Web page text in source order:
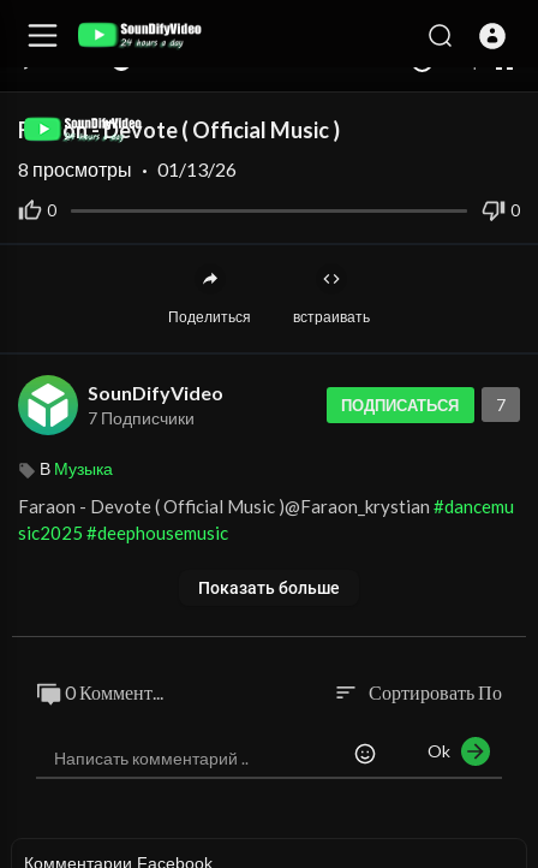
Faraon - Devote ( Official Music )
0 0
8 просмотры · 01/13/26
Поделиться встраивать
SounDifyVideo
7 Подписчики
ПОДПИСАТЬСЯ 7
В Музыка
Faraon - Devote ( Official Music )@Faraon_krystian #dancemu
sic2025 #deephousemusic
Показать больше
0 Коммент... sort Сортировать По
Ok
Комментарии Facebook